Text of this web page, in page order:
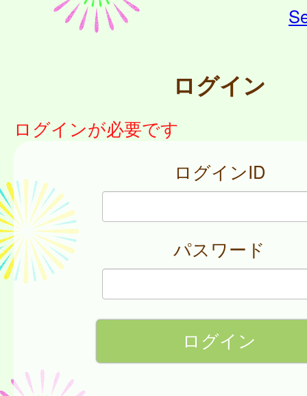
ログイン
ログインが必要です
ログインID
パスワード